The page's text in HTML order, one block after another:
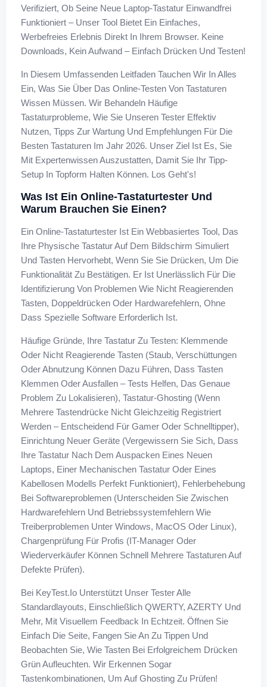
Verifiziert, Ob Seine Neue Laptop-Tastatur Einwandfrei
Funktioniert – Unser Tool Bietet Ein Einfaches,
Werbefreies Erlebnis Direkt In Ihrem Browser. Keine
Downloads, Kein Aufwand – Einfach Drücken Und Testen!
In Diesem Umfassenden Leitfaden Tauchen Wir In Alles
Ein, Was Sie Über Das Online-Testen Von Tastaturen
Wissen Müssen. Wir Behandeln Häufige
Tastaturprobleme, Wie Sie Unseren Tester Effektiv
Nutzen, Tipps Zur Wartung Und Empfehlungen Für Die
Besten Tastaturen Im Jahr 2026. Unser Ziel Ist Es, Sie
Mit Expertenwissen Auszustatten, Damit Sie Ihr Tipp-
Setup In Topform Halten Können. Los Geht's!
Was Ist Ein Online-Tastaturtester Und
Warum Brauchen Sie Einen?
Ein Online-Tastaturtester Ist Ein Webbasiertes Tool, Das
Ihre Physische Tastatur Auf Dem Bildschirm Simuliert
Und Tasten Hervorhebt, Wenn Sie Sie Drücken, Um Die
Funktionalität Zu Bestätigen. Er Ist Unerlässlich Für Die
Identifizierung Von Problemen Wie Nicht Reagierenden
Tasten, Doppeldrücken Oder Hardwarefehlern, Ohne
Dass Spezielle Software Erforderlich Ist.
Häufige Gründe, Ihre Tastatur Zu Testen: Klemmende
Oder Nicht Reagierende Tasten (Staub, Verschüttungen
Oder Abnutzung Können Dazu Führen, Dass Tasten
Klemmen Oder Ausfallen – Tests Helfen, Das Genaue
Problem Zu Lokalisieren), Tastatur-Ghosting (wenn
Mehrere Tastendrücke Nicht Gleichzeitig Registriert
Werden – Entscheidend Für Gamer Oder Schnelltipper),
Einrichtung Neuer Geräte (vergewissern Sie Sich, Dass
Ihre Tastatur Nach Dem Auspacken Eines Neuen
Laptops, Einer Mechanischen Tastatur Oder Eines
Kabellosen Modells Perfekt Funktioniert), Fehlerbehebung
Bei Softwareproblemen (unterscheiden Sie Zwischen
Hardwarefehlern Und Betriebssystemfehlern Wie
Treiberproblemen Unter Windows, MacOS Oder Linux),
Chargenprüfung Für Profis (IT-Manager Oder
Wiederverkäufer Können Schnell Mehrere Tastaturen Auf
Defekte Prüfen).
Bei KeyTest.io Unterstützt Unser Tester Alle
Standardlayouts, Einschließlich QWERTY, AZERTY Und
Mehr, Mit Visuellem Feedback In Echtzeit. Öffnen Sie
Einfach Die Seite, Fangen Sie An Zu Tippen Und
Beobachten Sie, Wie Tasten Bei Erfolgreichem Drücken
Grün Aufleuchten. Wir Erkennen Sogar
Tastenkombinationen, Um Auf Ghosting Zu Prüfen!